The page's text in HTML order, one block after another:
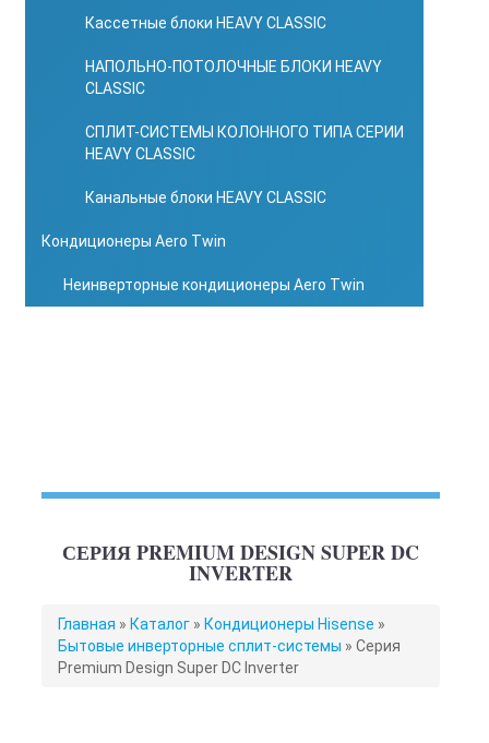
Кассетные блоки HEAVY CLASSIC
НАПОЛЬНО-ПОТОЛОЧНЫЕ БЛОКИ HEAVY
CLASSIC
СПЛИТ-СИСТЕМЫ КОЛОННОГО ТИПА СЕРИИ
HEAVY CLASSIC
Канальные блоки HEAVY CLASSIC
Кондиционеры Aero Twin
Неинверторные кондиционеры Aero Twin
СЕРИЯ PREMIUM DESIGN SUPER DC
INVERTER
ВЫ
ЗДЕСЬ
Главная » Каталог » Кондиционеры Hisense »
Бытовые инверторные сплит-системы » Серия
Premium Design Super DC Inverter